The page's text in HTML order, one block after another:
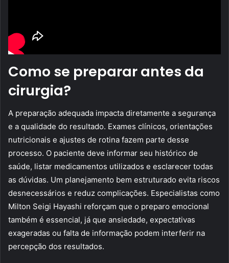
Como se preparar antes da
cirurgia?
A preparação adequada impacta diretamente a segurança
e a qualidade do resultado. Exames clínicos, orientações
nutricionais e ajustes de rotina fazem parte desse
processo. O paciente deve informar seu histórico de
saúde, listar medicamentos utilizados e esclarecer todas
as dúvidas. Um planejamento bem estruturado evita riscos
desnecessários e reduz complicações. Especialistas como
Milton Seigi Hayashi reforçam que o preparo emocional
também é essencial, já que ansiedade, expectativas
exageradas ou falta de informação podem interferir na
percepção dos resultados.